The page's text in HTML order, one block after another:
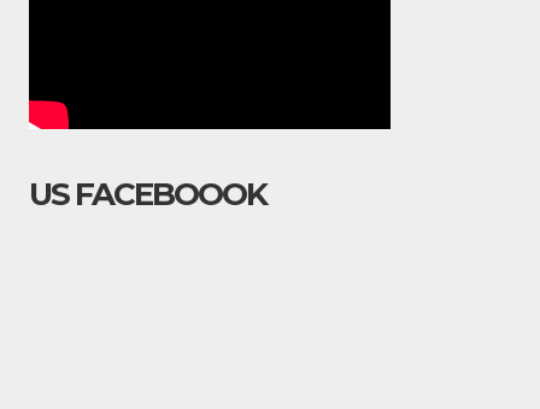
US FACEBOOOK